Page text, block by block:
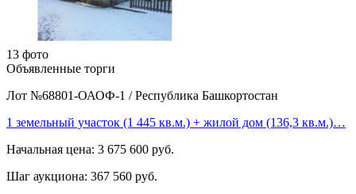
13 фото
Объявленные торги
Лот №68801-ОАОФ-1 / Республика Башкортостан
1 земельный участок (1 445 кв.м.) + жилой дом (136,3 кв.м.)…
Начальная цена: 3 675 600 руб.
Шаг аукциона: 367 560 руб.